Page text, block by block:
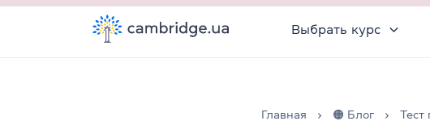
Выбрать курс
Главная 🟠 Блог
Тест